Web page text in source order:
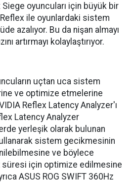
oyuncuları için büyük bir
Reflex ile oyunlardaki sistem
azalıyor. Bu da nişan almayı
artırmayı kolaylaştırıyor.
uçtan uca sistem
ve optimize etmelerine
Reflex Latency Analyzer'ı
Latency Analyzer
yerleşik olarak bulunan
sistem gecikmesinin
ve böylece
süresi için optimize edilmesine
ASUS ROG SWIFT 360Hz